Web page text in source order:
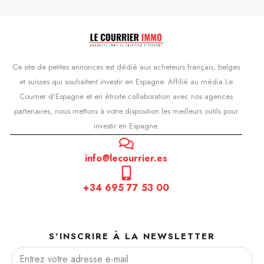
Ce site de petites annonces est dédié aux acheteurs français, belges
et suisses qui souhaitent investir en Espagne. Affilié au média Le
Courrier d'Espagne et en étroite collaboration avec nos agences
partenaires, nous mettons à votre disposition les meilleurs outils pour
investir en Espagne.
info@lecourrier.es
+34 695 77 53 00
S'INSCRIRE À LA NEWSLETTER